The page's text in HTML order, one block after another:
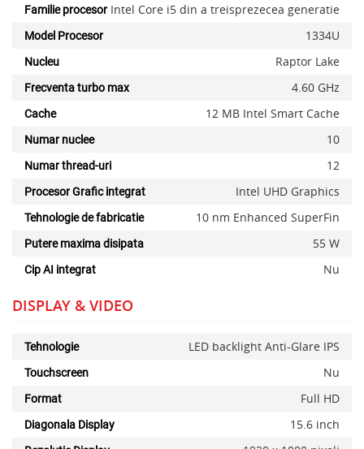
Familie procesor Intel Core i5 din a treisprezecea generatie
Model Procesor 1334U
Nucleu Raptor Lake
Frecventa turbo max 4.60 GHz
Cache 12 MB Intel Smart Cache
Numar nuclee 10
Numar thread-uri 12
Procesor Grafic integrat Intel UHD Graphics
Tehnologie de fabricatie 10 nm Enhanced SuperFin
Putere maxima disipata 55 W
Cip AI integrat Nu
DISPLAY & VIDEO
Tehnologie LED backlight Anti-Glare IPS
Touchscreen Nu
Format Full HD
Diagonala Display 15.6 inch